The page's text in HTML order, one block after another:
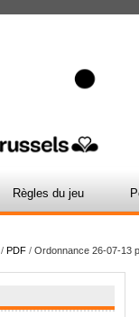
Règles du jeu
/ PDF / Ordonnance 26-07-13